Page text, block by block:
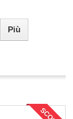
Più